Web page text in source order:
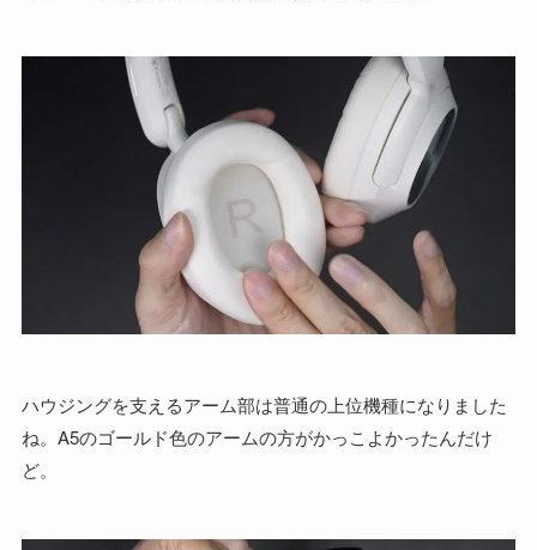
ハウジングを支えるアーム部は普通の上位機種になりました
ね。A5のゴールド色のアームの方がかっこよかったんだけ
ど。